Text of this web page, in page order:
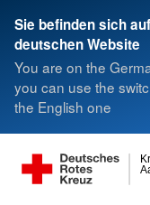
Sie befinden sich
deutschen Website
You are on the
you can use the
the English one